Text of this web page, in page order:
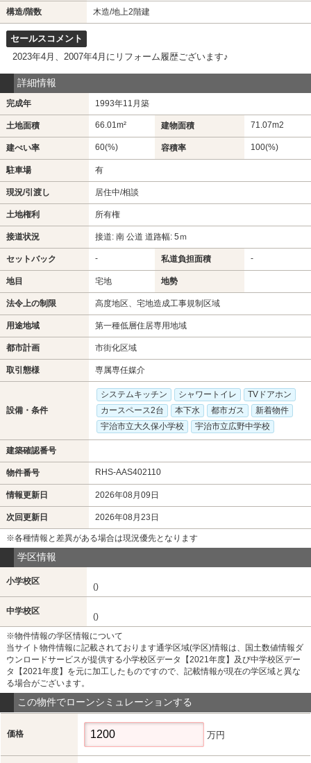
構造/階数 木造/地上2階建
セールスコメント
2023年4月、2007年4月にリフォーム履歴ございます♪
詳細情報
完成年 1993年11月築
土地面積 66.01m² 建物面積 71.07m2
建ぺい率 60(%) 容積率 100(%)
駐車場 有
現況/引渡し 居住中/相談
土地権利 所有権
接道状況 接道: 南 公道 道路幅: 5ｍ
セットバック - 私道負担面積 -
地目 宅地 地勢
法令上の制限 高度地区、宅地造成工事規制区域
用途地域 第一種低層住居専用地域
都市計画 市街化区域
取引態様 専属専任媒介
設備・条件
システムキッチン シャワートイレ
TVドアホン
カースペース2台
本下水 都市ガス
新着物件
宇治市立大久保小学校
宇治市立広野中学校
建築確認番号
物件番号 RHS-AAS402110
情報更新日 2026年08月09日
次回更新日 2026年08月23日
※各種情報と差異がある場合は現況優先となります
学区情報
小学校区
()
中学校区
()
※物件情報の学区情報について
当サイト物件情報に記載されております通学区域(学区)情報は、国土数値情報ダ
ウンロードサービスが提供する小学校区データ【2021年度】及び中学校区デー
タ【2021年度】を元に加工したものですので、記載情報が現在の学区域と異な
る場合がございます。
この物件でローンシミュレーションする
価格 万円